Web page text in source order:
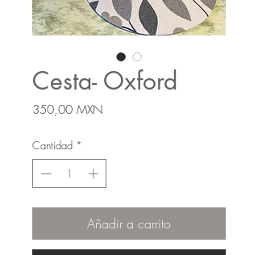
Cesta- Oxford
350,00 MXN
Cantidad *
Añadir a carrito